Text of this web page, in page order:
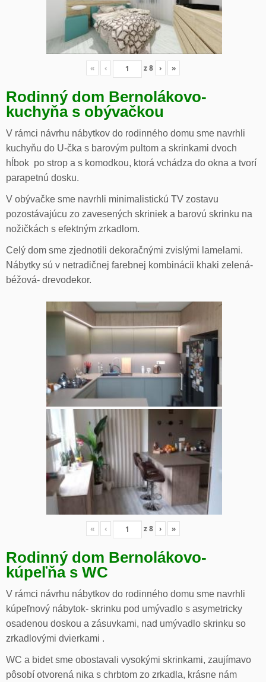
« ‹ z8 › »
Rodinný dom Bernolákovo-
kuchyňa s obývačkou
V rámci návrhu nábytkov do rodinného domu sme navrhli
kuchyňu do U-čka s barovým pultom a skrinkami dvoch
hĺbok po strop a s komodkou, ktorá vchádza do okna a tvorí
parapetnú dosku.
V obývačke sme navrhli minimalistickú TV zostavu
pozostávajúcu zo zavesených skriniek a barovú skrinku na
nožičkách s efektným zrkadlom.
Celý dom sme zjednotili dekoračnými zvislými lamelami.
Nábytky sú v netradičnej farebnej kombinácii khaki zelená-
béžová- drevodekor.
« ‹ z8 › »
Rodinný dom Bernolákovo-
kúpeľňa s WC
V rámci návrhu nábytkov do rodinného domu sme navrhli
kúpeľnový nábytok- skrinku pod umývadlo s asymetricky
osadenou doskou a zásuvkami, nad umývadlo skrinku so
zrkadlovými dvierkami .
WC a bidet sme obostavali vysokými skrinkami, zaujímavo
pôsobí otvorená nika s chrbtom zo zrkadla, krásne nám